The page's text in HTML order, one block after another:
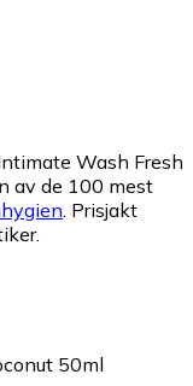
Wash Fresh
av de 100 mest
. Prisjakt
50ml